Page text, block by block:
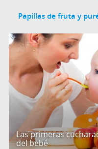
Papillas de fruta y
Las primeras
del bebé